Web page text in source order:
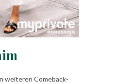
weiteren Comeback-